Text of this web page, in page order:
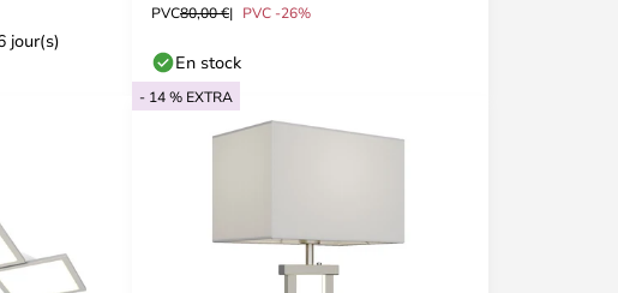
jour(s)
PVC80,00 € PVC -26%
En stock
- 14 % EXTRA